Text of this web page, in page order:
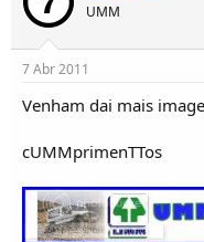
UMM
7 Abr 2011
Venham dai mais
cUMMprimenTTos